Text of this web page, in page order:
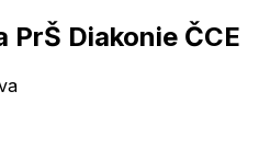
PrŠ Diakonie ČCE